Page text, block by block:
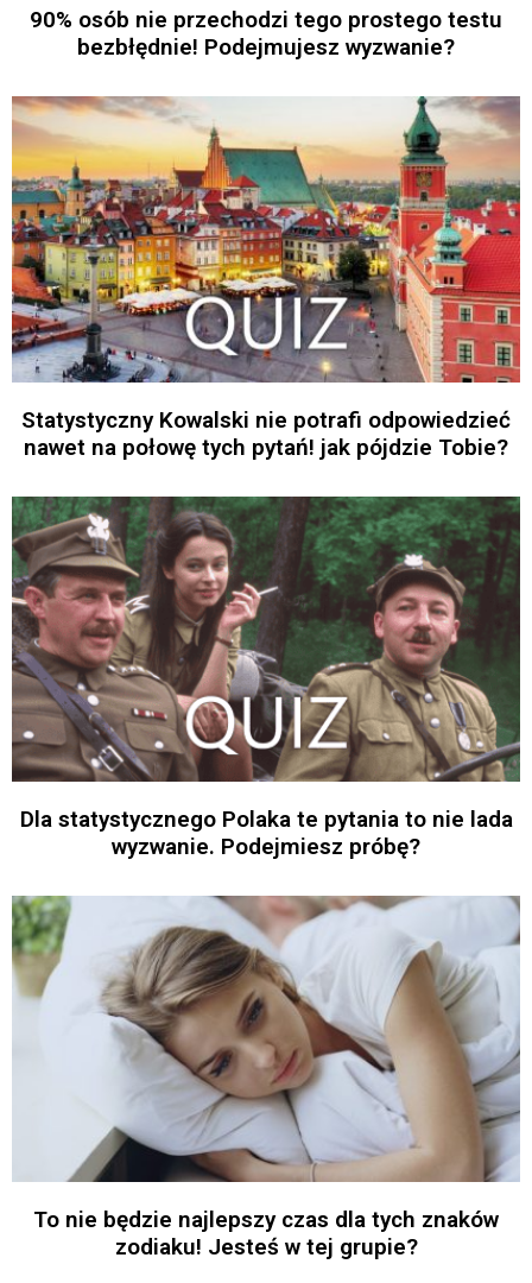
90% osób nie przechodzi tego prostego testu
bezbłędnie! Podejmujesz wyzwanie?
Statystyczny Kowalski nie potrafi odpowiedzieć
nawet na połowę tych pytań! jak pójdzie Tobie?
Dla statystycznego Polaka te pytania to nie lada
wyzwanie. Podejmiesz próbę?
To nie będzie najlepszy czas dla tych znaków
zodiaku! Jesteś w tej grupie?